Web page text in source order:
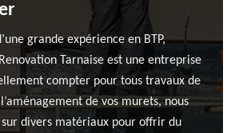
grande expérience en BTP,
Tarnaise est une entreprise
compter pour tous travaux de
de vos murets, nous
divers matériaux pour offrir du